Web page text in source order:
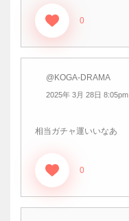
0
@KOGA-DRAMA
2025年 3月 28日 8:05pm
相当ガチャ運いいなあ
0